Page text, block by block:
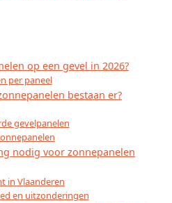
op een gevel in 2026?
per paneel
bestaan er?
gevelpanelen
nodig voor zonnepanelen
in Vlaanderen
en uitzonderingen